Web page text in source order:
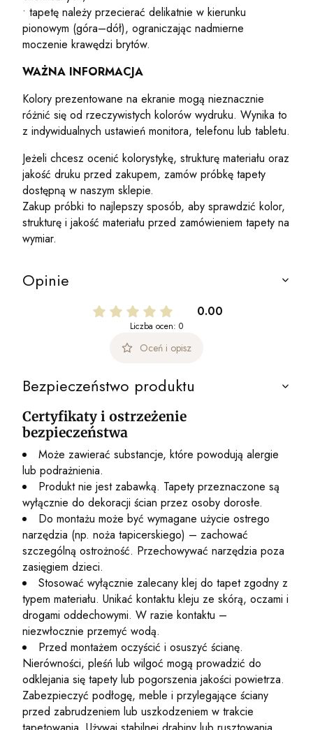
• tapetę należy przecierać delikatnie w kierunku
pionowym (góra–dół), ograniczając nadmierne
moczenie krawędzi brytów.
WAŻNA INFORMACJA
Kolory prezentowane na ekranie mogą nieznacznie
różnić się od rzeczywistych kolorów wydruku. Wynika to
z indywidualnych ustawień monitora, telefonu lub tabletu.
Jeżeli chcesz ocenić kolorystykę, strukturę materiału oraz
jakość druku przed zakupem, zamów próbkę tapety
dostępną w naszym sklepie.
Zakup próbki to najlepszy sposób, aby sprawdzić kolor,
strukturę i jakość materiału przed zamówieniem tapety na
wymiar.
Opinie
0.00
Liczba ocen: 0
Oceń i opisz
Bezpieczeństwo produktu
Certyfikaty i ostrzeżenie
bezpieczeństwa
Może zawierać substancje, które powodują alergie
lub podrażnienia.
Produkt nie jest zabawką. Tapety przeznaczone są
wyłącznie do dekoracji ścian przez osoby dorosłe.
Do montażu może być wymagane użycie ostrego
narzędzia (np. noża tapicerskiego) – zachować
szczególną ostrożność. Przechowywać narzędzia poza
zasięgiem dzieci.
Stosować wyłącznie zalecany klej do tapet zgodny z
typem materiału. Unikać kontaktu kleju ze skórą, oczami i
drogami oddechowymi. W razie kontaktu –
niezwłocznie przemyć wodą.
Przed montażem oczyścić i osuszyć ścianę.
Nierówności, pleśń lub wilgoć mogą prowadzić do
odklejania się tapety lub pogorszenia jakości powietrza.
Zabezpieczyć podłogę, meble i przylegające ściany
przed zabrudzeniem lub uszkodzeniem w trakcie